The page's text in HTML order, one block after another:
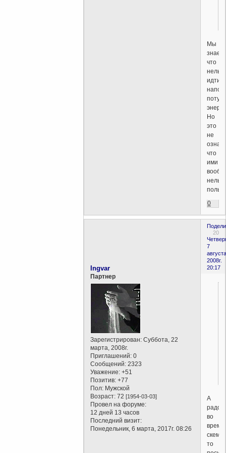
Мы
знаем,
что
идти
Но
это
не
что
ими
0
20
7
2008г.
20:17
Ingvar
Партнер
Зарегистрирован: Суббота, 22
марта, 2008г.
Приглашений: 0
Сообщений: 2323
Уважение: +51
Позитив: +77
Пол: Мужской
Возраст: 72[1954-03-03]
Провел на форуме:
12 дней 13 часов
Последний визит:
Понедельник, 6 марта, 2017г. 08:26
А
во
время
скем-
то